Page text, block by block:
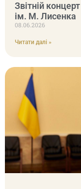
Звітній
ім. М. Лисенка
08.06.2026
Читати далі »